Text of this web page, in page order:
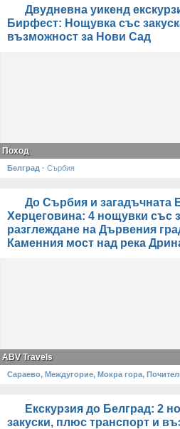
Двудневна уикенд
Бирфест: Нощувка със
възможност за Нови Сад
Поход
Белград · Сърбия
До Сърбия и загадъчната
Херцеговина: 4 нощувки със
разглеждане на Дървения
Каменния мост над река
ABV Travels
Сараево, Междугорие, Мокра гора,
Екскурзия до Белград: 2
закуски, плюс транспорт и